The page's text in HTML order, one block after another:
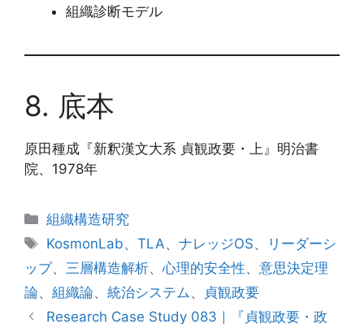
組織診断モデル
8. 底本
原田種成『新釈漢文大系 貞観政要・上』明治書
院、1978年
カ
テ
ゴ
リ
ー
組織構造研究
タ
グ
KosmonLab、TLA、ナレッジOS、
リーダーシ
ップ、 三層構造解析、心理的安全性、 意思決定理
論、 組織論、 統治システム、
貞観政要
Research Case Study 083｜『貞観政要・政